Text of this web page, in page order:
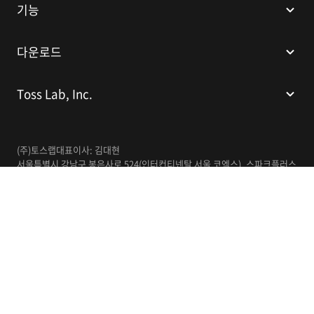
기능
다운로드
Toss Lab, Inc.
(주)토스랩대표이사: 김대현
서울특별시 강남구 봉은사로 524(인터컨티넨탈 서울 코엑스), 스파크플러스